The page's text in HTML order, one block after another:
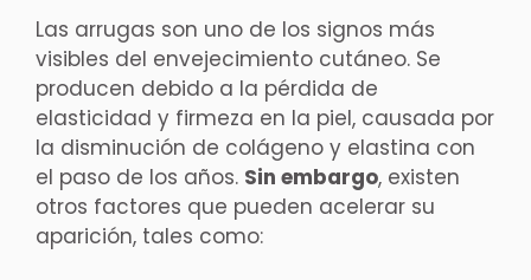
Las arrugas son uno de los signos más
visibles del envejecimiento cutáneo. Se
producen debido a la pérdida de
elasticidad y firmeza en la piel, causada por
la disminución de colágeno y elastina con
el paso de los años. Sin embargo, existen
otros factores que pueden acelerar su
aparición, tales como: